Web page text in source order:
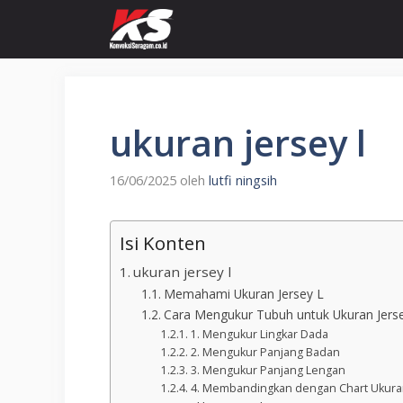
isi
ukuran jersey l
16/06/2025 oleh lutfi ningsih
Isi Konten
ukuran jersey l
Memahami Ukuran Jersey L
Cara Mengukur Tubuh untuk Ukuran
1. Mengukur Lingkar Dada
2. Mengukur Panjang Badan
3. Mengukur Panjang Lengan
4. Membandingkan dengan Chart